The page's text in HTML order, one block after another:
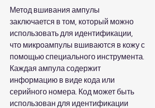
Метод вшивания ампулы
заключается в том, который можно
использовать для идентификации,
что микроампулы вшиваются в кожу с
помощью специального инструмента.
Каждая ампула содержит
информацию в виде кода или
серийного номера. Код может быть
использован для идентификации